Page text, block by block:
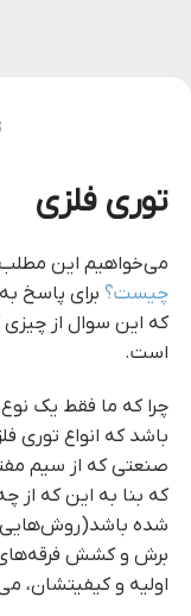
توری فلزی
می‌خواهیم این مطلب
چیست؟ برای پاسخ
که این سوال از
است.
چرا که ما فقط یک نوع
باشد که انواع توری
صنعتی که از سیم
که بنا به این که از
شده باشد(روش‌هایی
برش و کشش
اولیه و کیفیتشان،